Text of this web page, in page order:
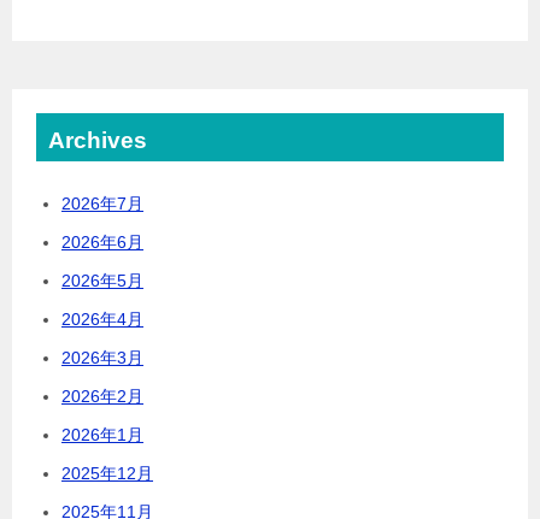
Archives
2026年7月
2026年6月
2026年5月
2026年4月
2026年3月
2026年2月
2026年1月
2025年12月
2025年11月